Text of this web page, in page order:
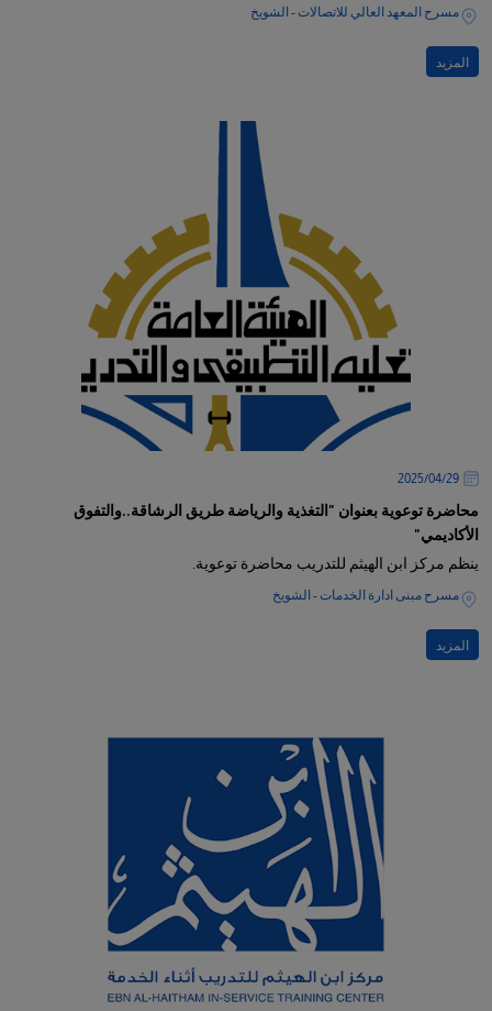
مسرح المعهد العالي للاتصالات - الشويخ
المزيد
29‏/04‏/2025
محاضرة توعوية بعنوان "التغذية والرياضة طريق الرشاقة..والتفوق
الأكاديمي"
ينظم مركز ابن الهيثم للتدريب محاضرة توعوية.
مسرح مبنى ادارة الخدمات - الشويخ
المزيد